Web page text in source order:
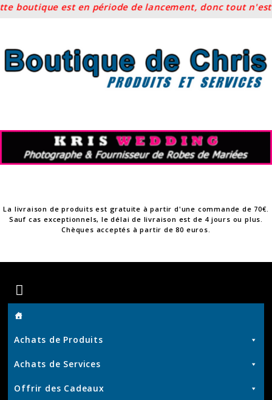
est en période de lancement, donc tout n'est
content
La livraison de produits est gratuite à partir d'une commande de 70€.
Sauf cas exceptionnels, le délai de livraison est de 4 jours ou plus.
Chèques acceptés à partir de 80 euros.
Boutique
de
Chris
Achats de Produits
Achats de Services
Offrir des Cadeaux